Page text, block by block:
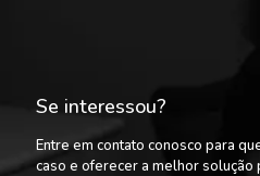
Se interessou?
Entre em contato conosco para
caso e oferecer a melhor solução